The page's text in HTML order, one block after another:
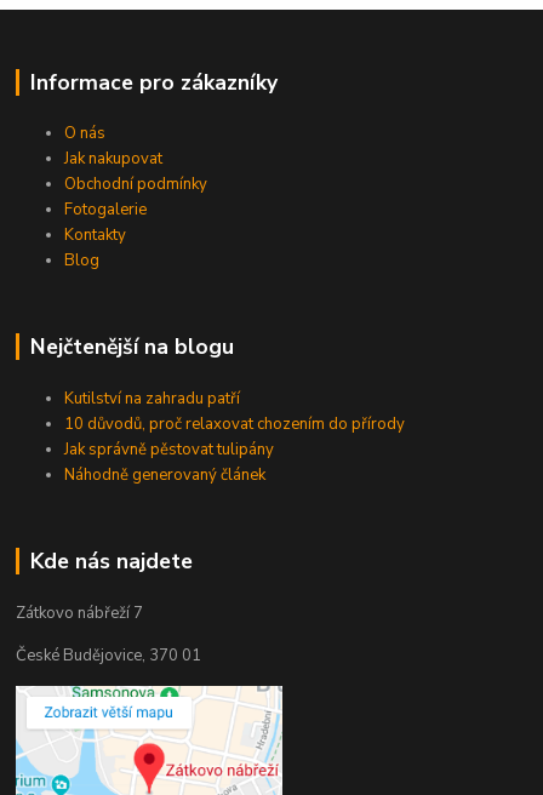
Informace pro zákazníky
O nás
Jak nakupovat
Obchodní podmínky
Fotogalerie
Kontakty
Blog
Nejčtenější na blogu
Kutilství na zahradu patří
10 důvodů, proč relaxovat chozením do přírody
Jak správně pěstovat tulipány
Náhodně generovaný článek
Kde nás najdete
Zátkovo nábřeží 7
České Budějovice, 370 01